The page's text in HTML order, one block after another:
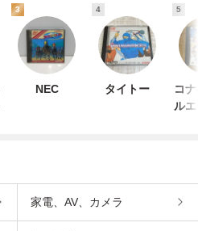
3
NEC
4
タイトー
5
コ
ル
家電、AV、カメラ